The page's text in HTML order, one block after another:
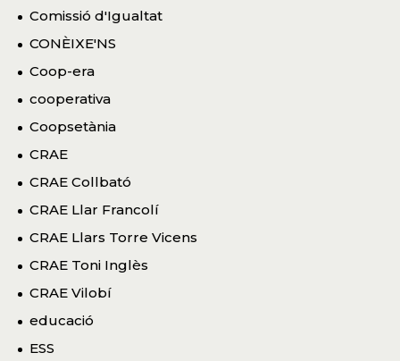
Comissió d'Igualtat
CONÈIXE'NS
Coop-era
cooperativa
Coopsetània
CRAE
CRAE Collbató
CRAE Llar Francolí
CRAE Llars Torre Vicens
CRAE Toni Inglès
CRAE Vilobí
educació
ESS